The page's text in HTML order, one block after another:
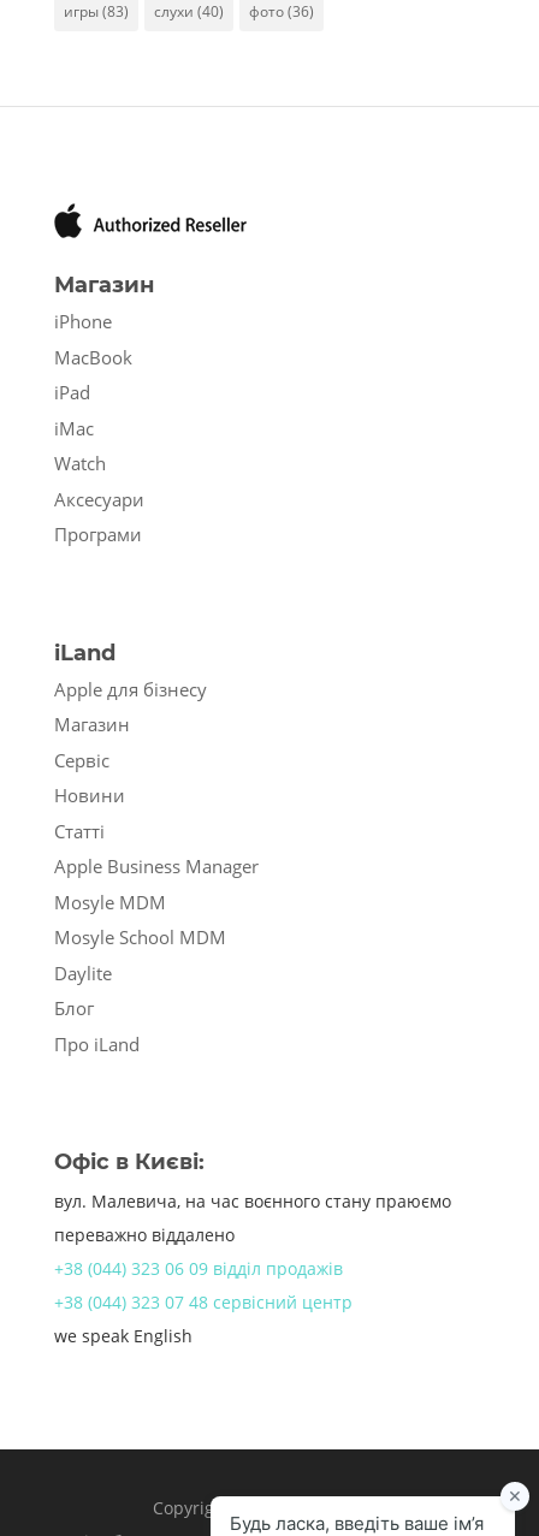
игры(83) слухи (40) фото(36)
Магазин
iPhone
MacBook
iPad
iMac
Watch
Аксесуари
Програми
iLand
Apple для бізнесу
Магазин
Сервіс
Новини
Статті
Apple Business Manager
Mosyle MDM
Mosyle School MDM
Daylite
Блог
Про iLand
Офіс в Києві:
вул. Малевича, на час воєнного стану праюємо
переважно віддалено
+38 (044) 323 06 09 відділ продажів
+38 (044) 323 07 48 сервісний центр
we speak English
Copyright 1998 – 2024 iLand.